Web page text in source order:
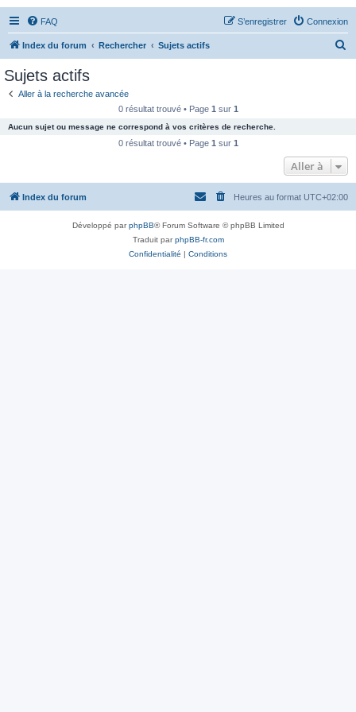
FAQ Connexion
S’enregistrer
Index du forum Rechercher Sujets actifs
c
e
Sujets actifs
Aller à la recherche avancée
0 résultat trouvé • Page 1 sur 1
Aucun sujet ou message ne correspond à vos critères de recherche.
0 résultat trouvé • Page 1 sur 1
Aller à
Index du forum Heures au format UTC+02:00
Développé parphpBB® Forum Software © phpBB Limited
Traduit parphpBB-fr.com
Confidentialité | Conditions